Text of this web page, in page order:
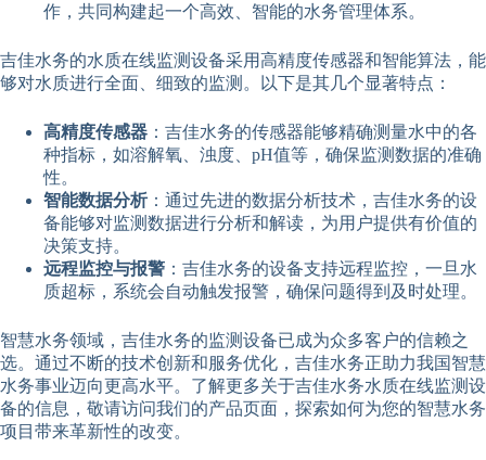
作，共同构建起一个高效、智能的水务管理体系。
吉佳水务的水质在线监测设备采用高精度传感器和智能算法，能
够对水质进行全面、细致的监测。以下是其几个显著特点：
高精度传感器 ：吉佳水务的传感器能够精确测量水中的各
种指标，如溶解氧、浊度、pH值等，确保监测数据的准确
性。
智能数据分析：通过先进的数据分析技术，吉佳水务的设
备能够对监测数据进行分析和解读，为用户提供有价值的
决策支持。
远程监控与报警 ：吉佳水务的设备支持远程监控，一旦水
质超标，系统会自动触发报警，确保问题得到及时处理。
智慧水务领域，吉佳水务的监测设备已成为众多客户的信赖之
选。通过不断的技术创新和服务优化，吉佳水务正助力我国智慧
水务事业迈向更高水平。了解更多关于吉佳水务水质在线监测设
备的信息，敬请访问我们的产品页面，探索如何为您的智慧水务
项目带来革新性的改变。